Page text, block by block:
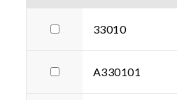
33010
A330101